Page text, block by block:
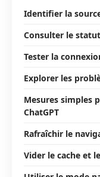
Identifier la
Consulter le
Tester la
Explorer les
Mesures simples
ChatGPT
Rafraîchir le
Vider le cache et